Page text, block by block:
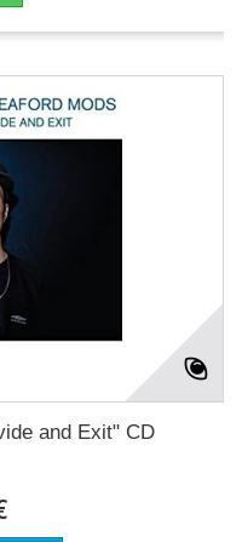
and Exit" CD